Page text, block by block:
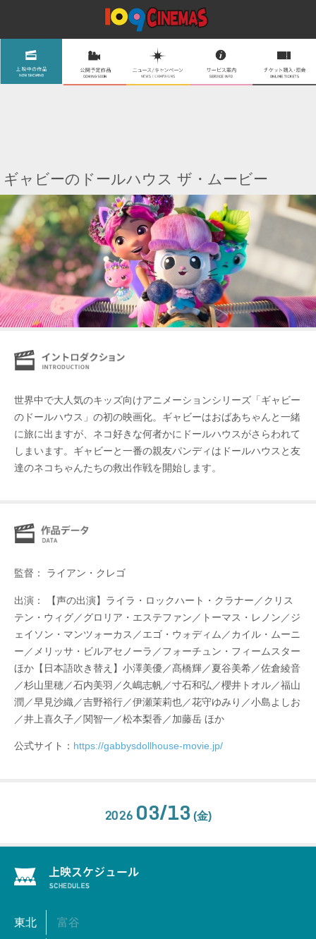
ギャビーのドールハウス ザ・ムービー
世界中で大人気のキッズ向けアニメーションシリーズ「ギャビー
のドールハウス」の初の映画化。ギャビーはおばあちゃんと一緒
に旅に出ますが、ネコ好きな何者かにドールハウスがさらわれて
しまいます。ギャビーと一番の親友パンディはドールハウスと友
達のネコちゃんたちの救出作戦を開始します。
監督： ライアン・クレゴ
出演： 【声の出演】ライラ・ロックハート・クラナー／クリス
テン・ウィグ／グロリア・エステファン／トーマス・レノン／ジ
ェイソン・マンツォーカス／エゴ・ウォディム／カイル・ムーニ
ー／メリッサ・ビルアセノーラ／フォーチュン・フィームスター
ほか【日本語吹き替え】小澤美優／髙橋輝／夏谷美希／佐倉綾音
／杉山里穂／石内美羽／久嶋志帆／寸石和弘／櫻井トオル／福山
潤／早見沙織／吉野裕行／伊瀬茉莉也／花守ゆみり／小島よしお
／井上喜久子／関智一／松本梨香／加藤岳 ほか
公式サイト： https://gabbysdollhouse-movie.jp/
2026 03/13 (金)
東北 富谷